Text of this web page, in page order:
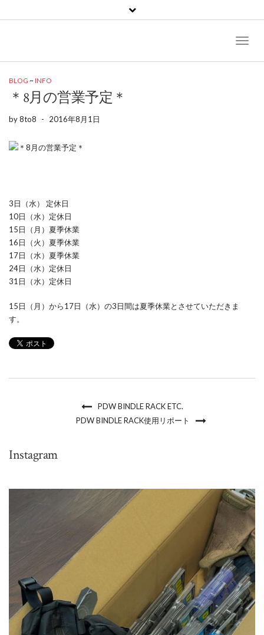
BLOG ~INFO
＊8月の営業予定＊
by8to8 - 2016年8月1日
3日（水） 定休日
10日（水）定休日
15日（月）夏季休業
16日（火）夏季休業
17日（水）夏季休業
24日（水）定休日
31日（水）定休日
15日（月）から17日（水）の3日間は夏季休業とさせていただきま
す。
PDW BINDLE RACK ETC.
PDW BINDLE RACK使用リポート
Instagram